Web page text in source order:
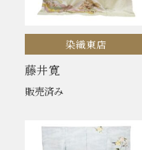
染織東店
藤井寛
販売済み